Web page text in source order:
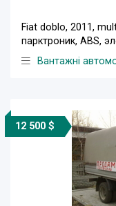
Fiat doblo, 2011,
парктроник, ABS,
Вантажні
12 500 $